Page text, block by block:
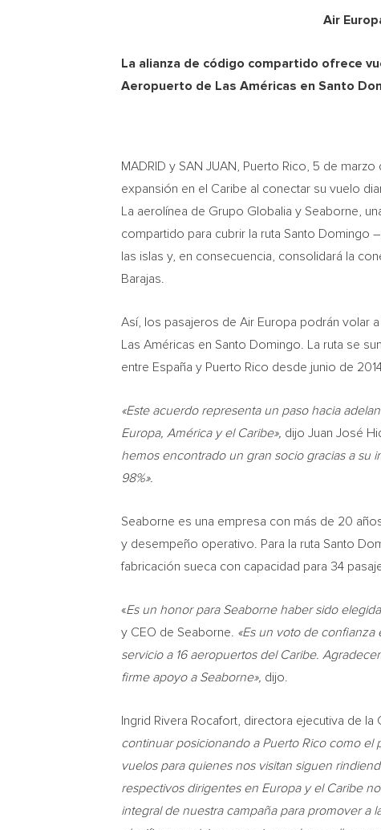
Air
La alianza de código compartido ofrece
Aeropuerto de Las Américas en Santo
MADRID y SAN JUAN, Puerto Rico, 5 de
expansión en el Caribe al conectar su vuelo
La aerolínea de Grupo Globalia y Seaborne,
compartido para cubrir la ruta Santo Domingo
las islas y, en consecuencia, consolidará la
Barajas.
Así, los pasajeros de Air Europa podrán volar
Las Américas en Santo Domingo. La ruta se
entre España y Puerto Rico desde junio de
«Este acuerdo representa un paso hacia
Europa, América y el Caribe», dijo Juan José
hemos encontrado un gran socio gracias a su
98%».
Seaborne es una empresa con más de 20
y desempeño operativo. Para la ruta Santo
fabricación sueca con capacidad para 34
«Es un honor para Seaborne haber sido
y CEO de Seaborne. «Es un voto de
servicio a 16 aeropuertos del Caribe.
firme apoyo a Seaborne», dijo.
Ingrid Rivera Rocafort, directora ejecutiva de
continuar posicionando a Puerto Rico como
vuelos para quienes nos visitan siguen
respectivos dirigentes en Europa y el Caribe
integral de nuestra campaña para promover a